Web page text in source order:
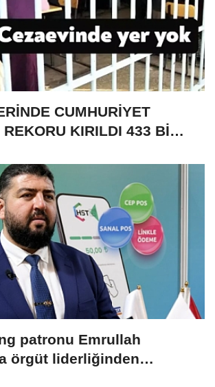
CUMHURİYET
REKORU KIRILDI 433 BİN
patronu Emrullah
örgüt liderliğinden